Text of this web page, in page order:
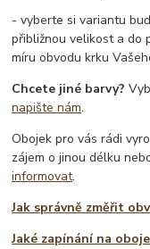
- vyberte si variantu
přibližnou velikost a do
míru obvodu krku
Chcete jiné barvy?
napište nám.
Obojek pro vás rádi
zájem o jinou délku
informovat.
Jak správně změřit
Jaké zapínání na